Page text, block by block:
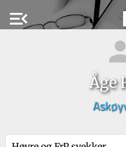
menu_open
Åge